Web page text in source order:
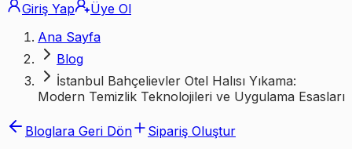
Giriş Yap
Üye Ol
Ana Sayfa
Blog
İstanbul Bahçelievler Otel Halısı Yıkama:
Modern Temizlik Teknolojileri ve Uygulama Esasları
Bloglara Geri Dön Sipariş Oluştur